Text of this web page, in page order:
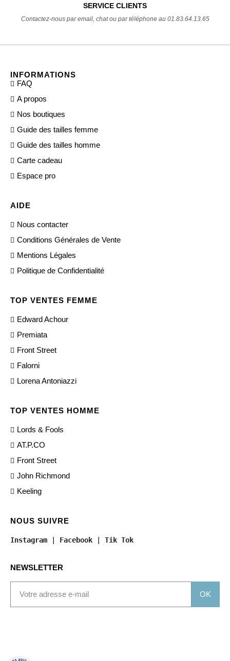
SERVICE CLIENTS
Contactez-nous par email, chat ou par téléphone au 01.83.64.13.65
INFORMATIONS
FAQ
A propos
Nos boutiques
Guide des tailles femme
Guide des tailles homme
Carte cadeau
Espace pro
AIDE
Nous contacter
Conditions Générales de Vente
Mentions Légales
Politique de Confidentialité
TOP VENTES FEMME
Edward Achour
Premiata
Front Street
Falorni
Lorena Antoniazzi
TOP VENTES HOMME
Lords & Fools
AT.P.CO
Front Street
John Richmond
Keeling
NOUS SUIVRE
Instagram | Facebook | Tik Tok
NEWSLETTER
OK